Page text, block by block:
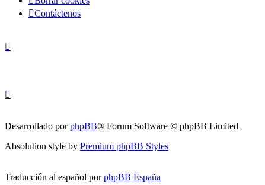
Contáctenos
Desarrollado porphpBB® Forum Software © phpBB Limited
Absolution style by Premium phpBB Styles
Traducción al español porphpBB España